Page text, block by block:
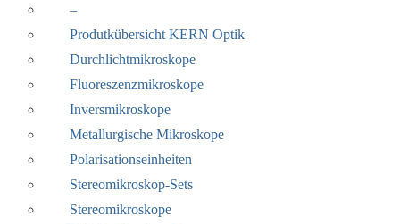
–
Produtkübersicht KERN Optik
Durchlichtmikroskope
Fluoreszenzmikroskope
Inversmikroskope
Metallurgische Mikroskope
Polarisationseinheiten
Stereomikroskop-Sets
Stereomikroskope